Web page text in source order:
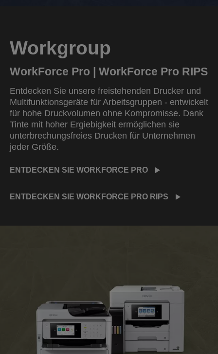
Workgroup
WorkForce Pro | WorkForce Pro RIPS
Entdecken Sie unsere freistehenden Drucker und
Multifunktionsgeräte für Arbeitsgruppen - entwickelt
für hohe Druckvolumen ohne Kompromisse. Dank
Tinte mit hoher Ergiebigkeit ermöglichen sie
unterbrechungsfreies Drucken für Unternehmen
jeder Größe.
ENTDECKEN SIE WORKFORCE PRO
ENTDECKEN SIE WORKFORCE PRO RIPS